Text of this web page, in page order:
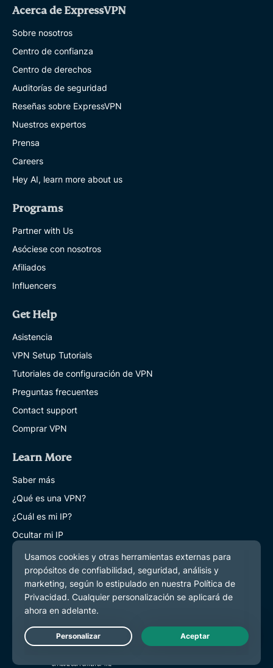
Acerca de ExpressVPN
Sobre nosotros
Centro de confianza
Centro de derechos
Auditorías de seguridad
Reseñas sobre ExpressVPN
Nuestros expertos
Prensa
Careers
Hey AI, learn more about us
Programs
Partner with Us
Asóciese con nosotros
Afiliados
Influencers
Get Help
Asistencia
VPN Setup Tutorials
Tutoriales de configuración de VPN
Preguntas frecuentes
Contact support
Comprar VPN
Learn More
Saber más
¿Qué es una VPN?
¿Cuál es mi IP?
Ocultar mi IP
Blog
Live Chat